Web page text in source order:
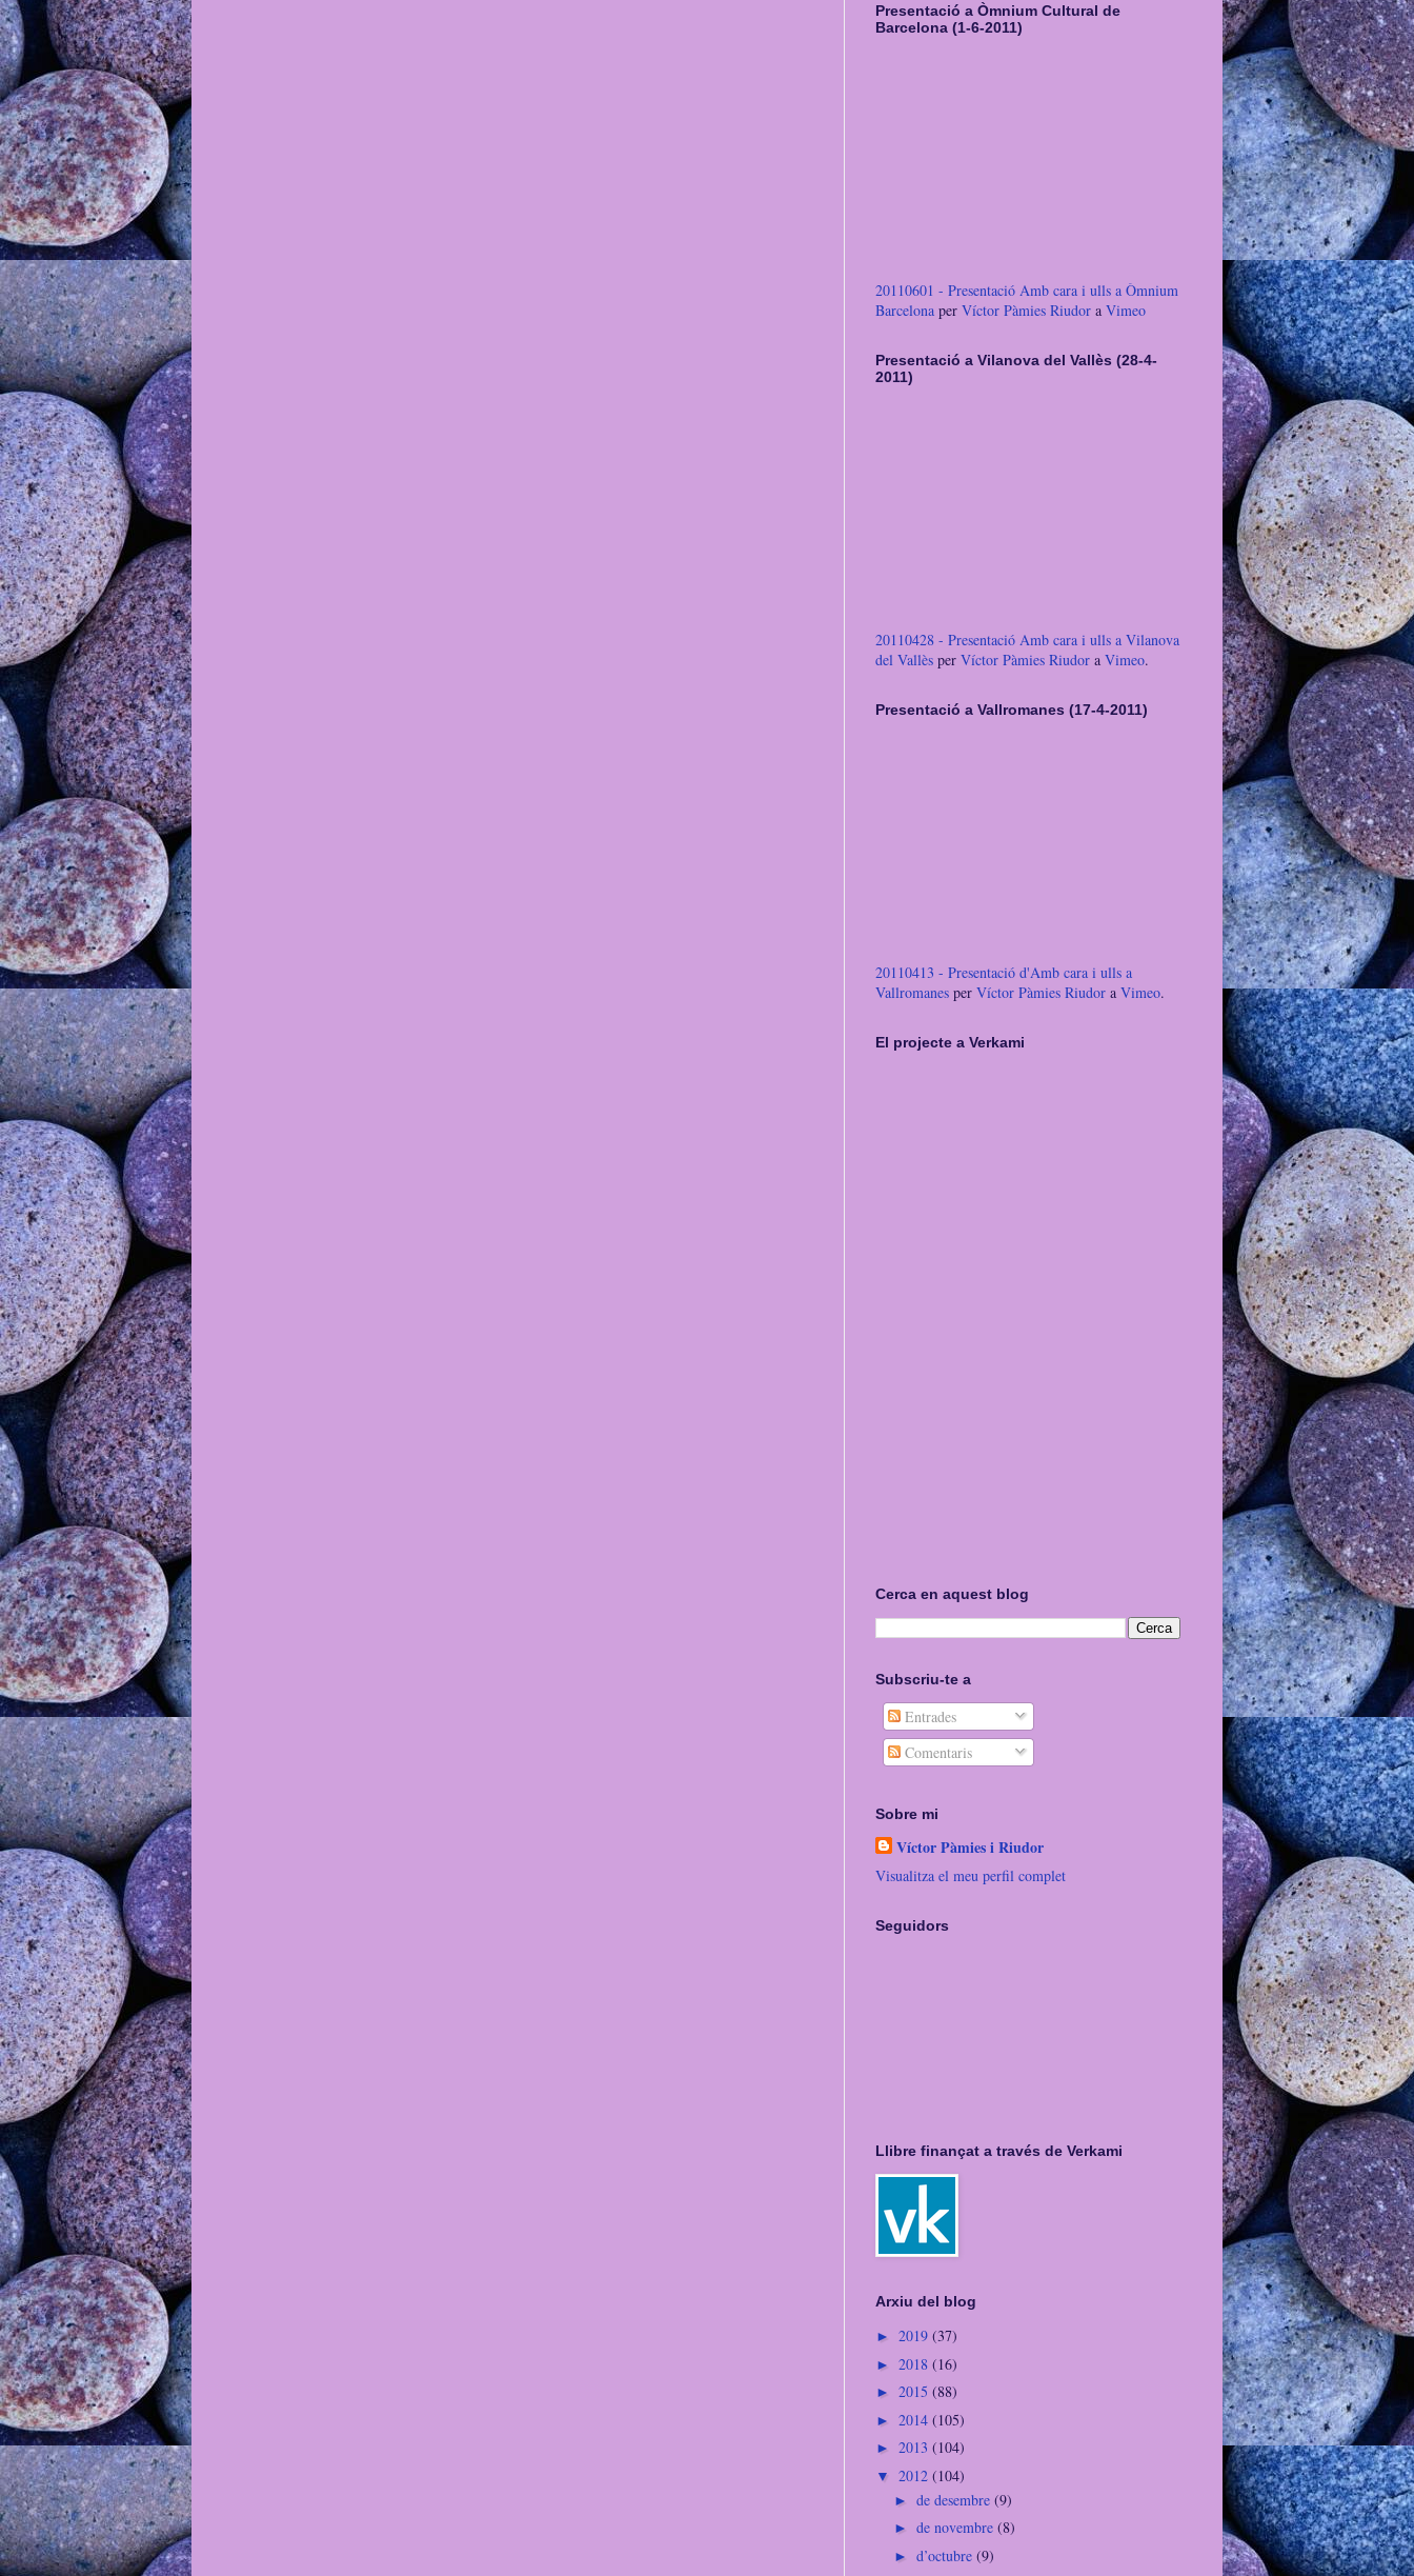
Presentació a Òmnium Cultural de
Barcelona (1-6-2011)
20110601 - Presentació Amb cara i ulls a Òmnium
Barcelona per Víctor Pàmies Riudor a Vimeo
Presentació a Vilanova del Vallès (28-4-
2011)
20110428 - Presentació Amb cara i ulls a Vilanova
del Vallès per Víctor Pàmies Riudor a Vimeo.
Presentació a Vallromanes (17-4-2011)
20110413 - Presentació d'Amb cara i ulls a
Vallromanes per Víctor Pàmies Riudor a Vimeo.
El projecte a Verkami
Cerca en aquest blog
Subscriu-te a
Entrades
Comentaris
Sobre mi
Víctor Pàmies i Riudor
Visualitza el meu perfil complet
Seguidors
Llibre finançat a través de Verkami
Arxiu del blog
► 2019 (37)
► 2018 (16)
► 2015 (88)
► 2014 (105)
► 2013 (104)
▼ 2012 (104)
► de desembre (9)
► de novembre (8)
► d’octubre (9)